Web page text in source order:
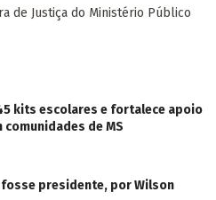
de Justiça do Ministério Público
kits escolares e fortalece apoio
comunidades de MS
fosse presidente, por Wilson